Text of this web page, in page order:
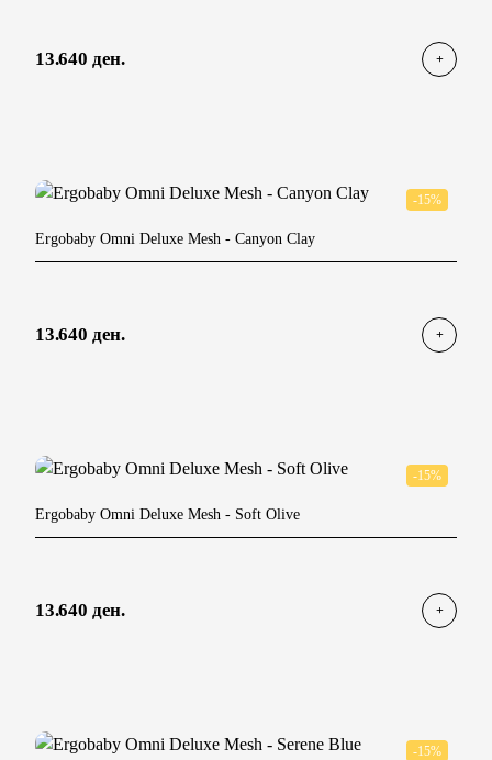
13.640 ден.
-15%
Ergobaby Omni Deluxe Mesh - Canyon Clay
13.640 ден.
-15%
Ergobaby Omni Deluxe Mesh - Soft Olive
13.640 ден.
-15%